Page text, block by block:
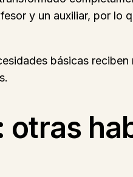
y un auxiliar, por lo
básicas
otras